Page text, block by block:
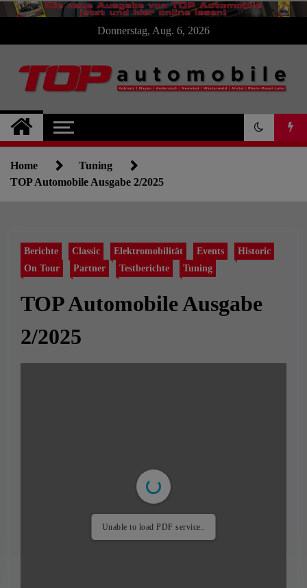
Donnerstag, Aug. 6, 2026
TOP Automobile : : :
die Autoseite für
Koblenz und die
Home
Tuning
TOP Automobile Ausgabe 2/2025
Berichte Classic Elektromobilität Events
Historic
On Tour
Partner Testberichte Tuning
TOP Automobile Ausgabe
2/2025
Unable to load PDF service..